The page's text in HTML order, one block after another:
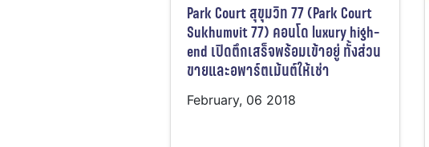
Park Court สุขุมวิท 77 (Park Court
Sukhumvit 77) คอนโด luxury high-
end เปิดตึกเสร็จพร้อมเข้าอยู่ ทั้งส่วน
ขายและอพาร์ตเม้นต์ให้เช่า
February, 06 2018